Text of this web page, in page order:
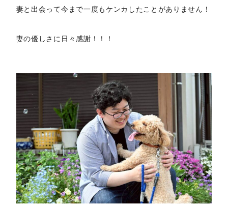
妻と出会って今まで一度もケンカしたことがありません！
妻の優しさに日々感謝！！！